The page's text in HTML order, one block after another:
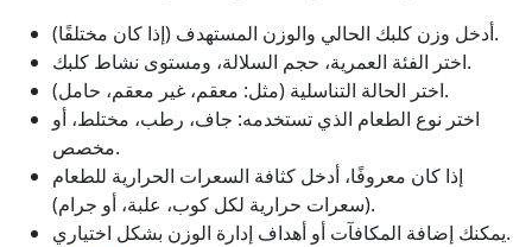
أدخل وزن كلبك الحالي والوزن المستهدف (إذا كان مختلفًا).
اختر الفئة العمرية، حجم السلالة، ومستوى نشاط كلبك.
اختر الحالة التناسلية (مثل: معقم، غير معقم، حامل).
اختر نوع الطعام الذي تستخدمه: جاف، رطب، مختلط، أو
مخصص.
إذا كان معروفًا، أدخل كثافة السعرات الحرارية للطعام
(سعرات حرارية لكل كوب، علبة، أو جرام).
يمكنك إضافة المكافآت أو أهداف إدارة الوزن بشكل اختياري.